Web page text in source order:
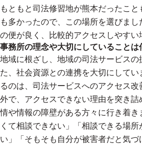
もともと司法修習地が熊本だったこ
も多かったので、この場所を選びま
の便が良く、比較的アクセスしやすい
事務所の理念や大切にしていることは
地域に根ざし、地域の司法サービスの
た、社会資源との連携を大切にして
るのは、司法サービスへのアクセス
外で、アクセスできない理由を突き
情や情報の障壁がある方々に行き着
くて相談できない」「相談できる場
い」「そもそも自分が被害者だと気